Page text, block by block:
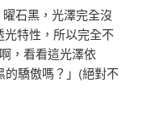
石黑，光澤完全沒
特性，所以完全不
，看看這光澤依
驕傲嗎？」(絕對不